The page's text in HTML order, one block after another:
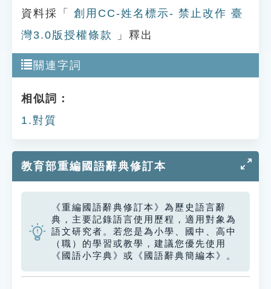
資料採「
創用CC-姓名標示- 禁止改作 臺
灣3.0版授權條款
」釋出
關連字詞
相似詞：
1.對質
教育部重編國語辭典修訂本
《重編國語辭典修訂本》為歷史語言辭
典，主要記錄語言使用歷程，適用對象為
語文研究者。若您是為小學、國中、高中
（職）的學習或教學，建議您優先使用
《國語小字典》或《國語辭典簡編本》。